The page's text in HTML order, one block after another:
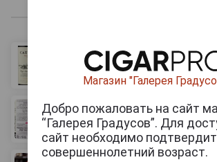
Магазин "Галерея
Добро пожаловать на сайт
“Галерея Градусов”. Для
сайт необходимо
совершеннолетний возраст.